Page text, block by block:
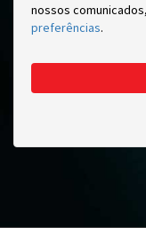
nossos
preferências.